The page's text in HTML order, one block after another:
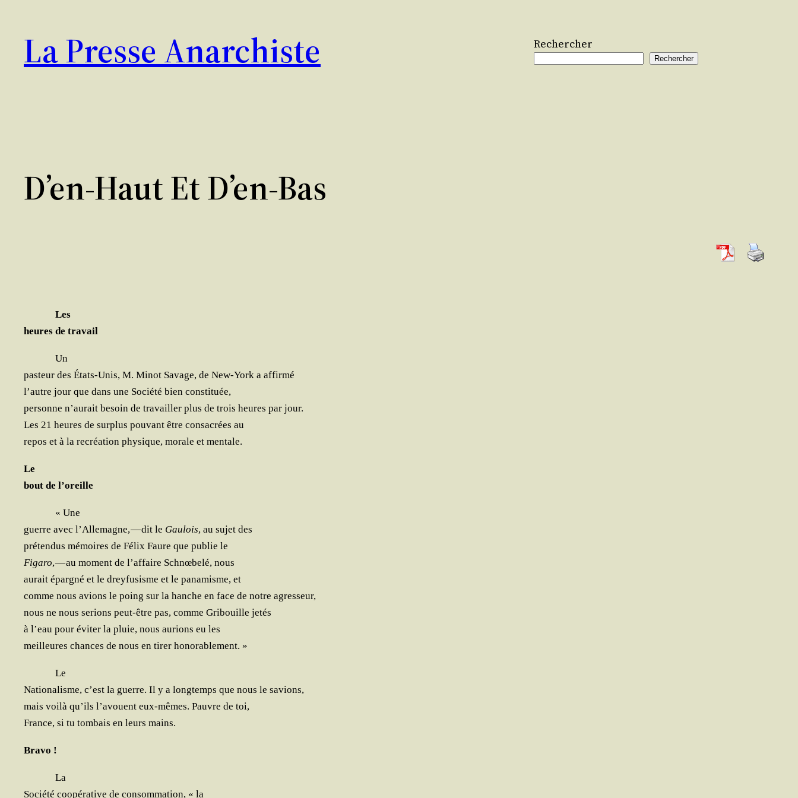
contenu
La Presse Anarchiste Rechercher
Rechercher
D’en-Haut Et D’en-Bas
Les
heures de travail
Un
pas­teur des États-Unis, M. Minot Savage, de New-York a affirmé
l’autre jour que dans une Socié­té bien constituée,
per­sonne n’au­rait besoin de tra­vailler plus de trois heures par jour.
Les 21 heures de sur­plus pou­vant être consa­crées au
repos et à la recréa­tion phy­sique, morale et mentale.
Le
bout de l’oreille
« Une
guerre avec l’Al­le­magne, — dit le Gau­lois, au sujet des
pré­ten­dus mémoires de Félix Faure que publie le
Figa­ro, — au moment de l’af­faire Schnœ­be­lé, nous
aurait épar­gné et le drey­fu­sisme et le pana­misme, et
comme nous avions le poing sur la hanche en face de notre agresseur,
nous ne nous serions peut-être pas, comme Gri­bouille jetés
à l’eau pour évi­ter la pluie, nous aurions eu les
meilleures chances de nous en tirer honorablement. »
Le
Natio­na­lisme, c’est la guerre. Il y a long­temps que nous le savions,
mais voi­là qu’ils l’a­vouent eux-mêmes. Pauvre de toi,
France, si tu tom­bais en leurs mains.
Bra­vo !
La
Socié­té coopé­ra­tive de consom­ma­tion, « la